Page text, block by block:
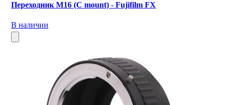
Переходник M16 (C mount) - Fujifilm FX
В наличии